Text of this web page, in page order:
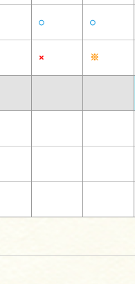
○ ○
× ※